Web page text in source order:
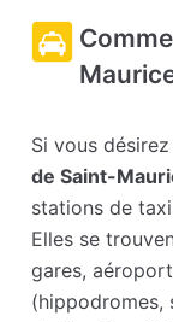
Si vous désirez
de Saint-
stations de
Elles se
gares,
(hippodromes,